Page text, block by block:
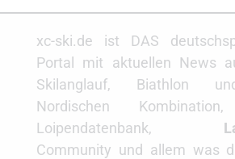
xc-ski.de ist DAS
Portal mit aktuellen News
Skilanglauf, Biathlon
Nordischen
Loipendatenbank,
Community und allem was